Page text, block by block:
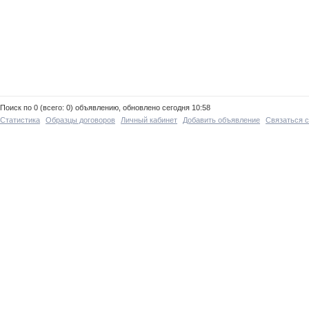
Поиск по 0 (всего: 0) объявлению, обновлено сегодня 10:58
Статистика
Образцы договоров Личный кабинет Добавить объявление Связаться